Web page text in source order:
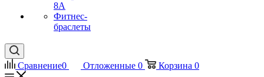
8A
Фитнес-
браслеты
Сравнение0 Отложенные 0 Корзина 0